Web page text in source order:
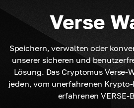
Verse
Speichern, verwalten oder
unserer sicheren und
Lösung. Das Cryptomus Verse-
jeden, vom unerfahrenen
erfahrenen VERSE-